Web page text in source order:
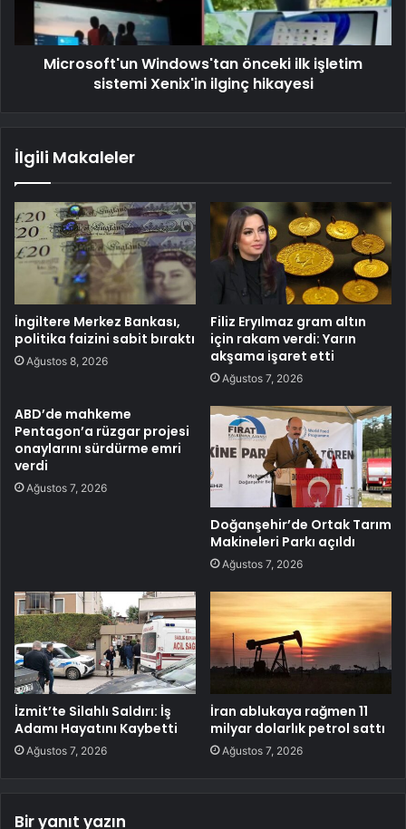
Microsoft'un Windows'tan önceki ilk işletim
sistemi Xenix'in ilginç hikayesi
İlgili Makaleler
İngiltere Merkez Bankası,
politika faizini sabit bıraktı
Ağustos 8, 2026
Filiz Eryılmaz gram altın
için rakam verdi: Yarın
akşama işaret etti
Ağustos 7, 2026
ABD’de mahkeme
Pentagon’a rüzgar projesi
onaylarını sürdürme emri
verdi
Ağustos 7, 2026
Doğanşehir’de Ortak Tarım
Makineleri Parkı açıldı
Ağustos 7, 2026
İzmit’te Silahlı Saldırı: İş
Adamı Hayatını Kaybetti
Ağustos 7, 2026
İran ablukaya rağmen 11
milyar dolarlık petrol sattı
Ağustos 7, 2026
Bir yanıt yazın